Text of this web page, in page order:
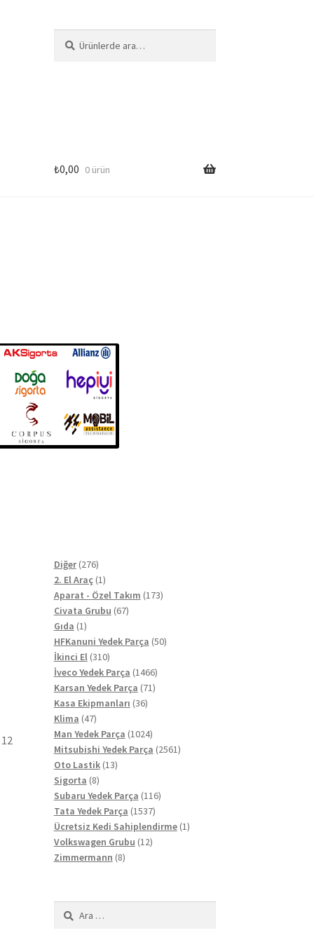
₺0,00 0 ürün
Diğer 276276
ürün
2. El Araç 11
ürün
Aparat - Özel Takım 173173
Civata Grubu 6767
Gıda 11
ürün
HFKanuni Yedek Parça 5050
İkinci El 310310
ürün
İveco Yedek Parça 14661466
ürün
Karsan Yedek Parça 7171
Kasa Ekipmanları 3636
Klima 4747
ürün
Man Yedek Parça 10241024
ürün
Mitsubishi Yedek Parça 25612561
Oto Lastik 1313
Sigorta 88
ürün
Subaru Yedek Parça 116116
Tata Yedek Parça 15371537
ürün
Ücretsiz Kedi Sahiplendirme 11
Volkswagen Grubu 1212
Zimmermann 88
Arama: